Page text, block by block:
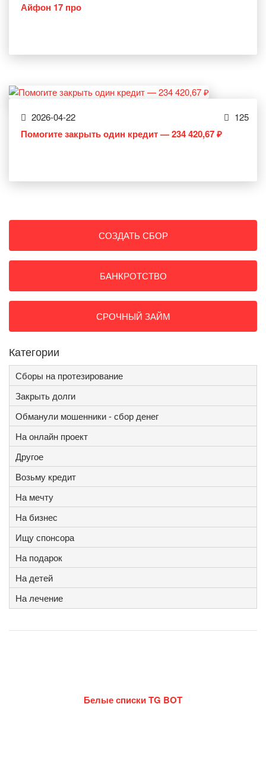
Айфон 17 про
2026-04-22 125
Помогите закрыть один кредит — 234 420,67 ₽
СОЗДАТЬ СБОР
БАНКРОТСТВО
СРОЧНЫЙ ЗАЙМ
Категории
Сборы на протезирование
Закрыть долги
Обманули мошенники - сбор денег
На онлайн проект
Другое
Возьму кредит
На мечту
На бизнес
Ищу спонсора
На подарок
На детей
На лечение
Белые списки TG BOT